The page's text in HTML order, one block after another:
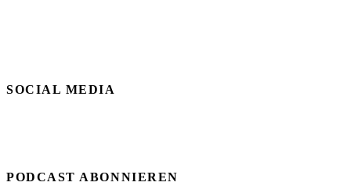
SOCIAL MEDIA
PODCAST ABONNIEREN